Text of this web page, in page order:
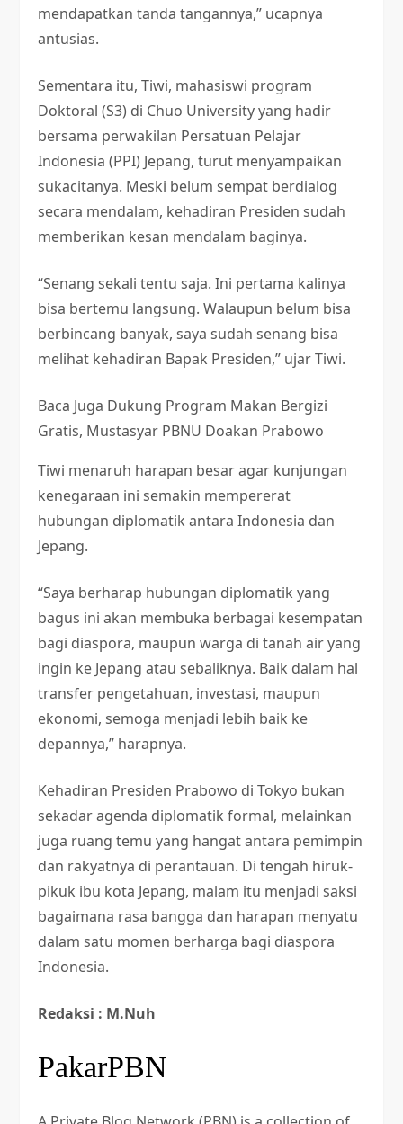
mendapatkan tanda tangannya,” ucapnya
antusias.
Sementara itu, Tiwi, mahasiswi program
Doktoral (S3) di Chuo University yang hadir
bersama perwakilan Persatuan Pelajar
Indonesia (PPI) Jepang, turut menyampaikan
sukacitanya. Meski belum sempat berdialog
secara mendalam, kehadiran Presiden sudah
memberikan kesan mendalam baginya.
“Senang sekali tentu saja. Ini pertama kalinya
bisa bertemu langsung. Walaupun belum bisa
berbincang banyak, saya sudah senang bisa
melihat kehadiran Bapak Presiden,” ujar Tiwi.
Baca Juga Dukung Program Makan Bergizi
Gratis, Mustasyar PBNU Doakan Prabowo
Tiwi menaruh harapan besar agar kunjungan
kenegaraan ini semakin mempererat
hubungan diplomatik antara Indonesia dan
Jepang.
“Saya berharap hubungan diplomatik yang
bagus ini akan membuka berbagai kesempatan
bagi diaspora, maupun warga di tanah air yang
ingin ke Jepang atau sebaliknya. Baik dalam hal
transfer pengetahuan, investasi, maupun
ekonomi, semoga menjadi lebih baik ke
depannya,” harapnya.
Kehadiran Presiden Prabowo di Tokyo bukan
sekadar agenda diplomatik formal, melainkan
juga ruang temu yang hangat antara pemimpin
dan rakyatnya di perantauan. Di tengah hiruk-
pikuk ibu kota Jepang, malam itu menjadi saksi
bagaimana rasa bangga dan harapan menyatu
dalam satu momen berharga bagi diaspora
Indonesia.
Redaksi : M.Nuh
PakarPBN